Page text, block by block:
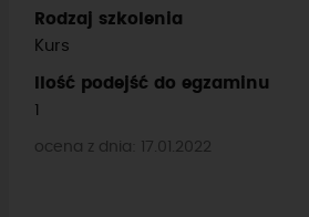
Rodzaj szkolenia
Kurs
Ilość podejść do egzaminu
1
ocena z dnia: 17.01.2022